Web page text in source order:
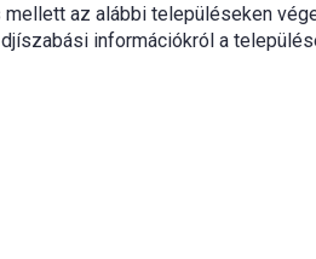
az alábbi településeken
információkról a